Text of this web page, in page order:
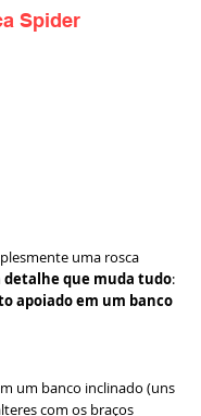
Spider
uma rosca
detalhe que muda tudo:
apoiado em um banco
um banco inclinado (uns
com os braços